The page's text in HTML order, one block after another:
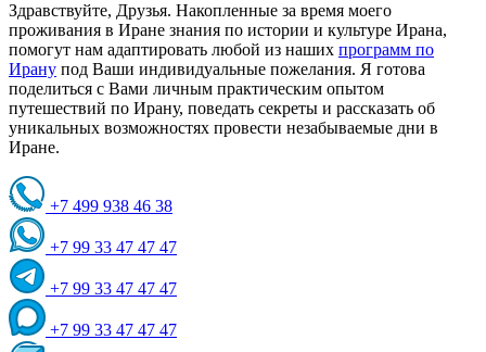
Здравствуйте, Друзья. Накопленные за время моего
проживания в Иране знания по истории и культуре Ирана,
помогут нам адаптировать любой из наших программ по
Ирану под Ваши индивидуальные пожелания. Я готова
поделиться с Вами личным практическим опытом
путешествий по Ирану, поведать секреты и рассказать об
уникальных возможностях провести незабываемые дни в
Иране.
+7 499 938 46 38
+7 99 33 47 47 47
+7 99 33 47 47 47
+7 99 33 47 47 47